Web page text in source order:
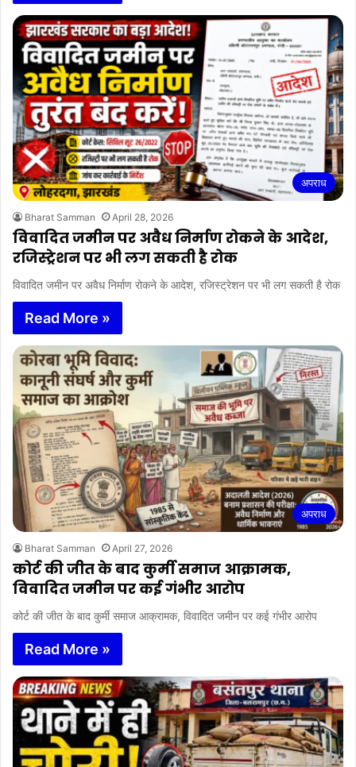
अपराध
Bharat Samman April 28, 2026
विवादित जमीन पर अवैध निर्माण रोकने के आदेश,
रजिस्ट्रेशन पर भी लग सकती है रोक
विवादित जमीन पर अवैध निर्माण रोकने के आदेश, रजिस्ट्रेशन पर भी लग सकती है रोक
Read More »
अपराध
Bharat Samman April 27, 2026
कोर्ट की जीत के बाद कुर्मी समाज आक्रामक,
विवादित जमीन पर कई गंभीर आरोप
कोर्ट की जीत के बाद कुर्मी समाज आक्रामक, विवादित जमीन पर कई गंभीर आरोप
Read More »